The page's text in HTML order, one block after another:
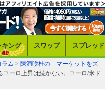
キング スワップ スプレッド
ラム > 陳満咲杜の「マーケットをズ
ユーロ上昇は続かない。ユーロ/米ド